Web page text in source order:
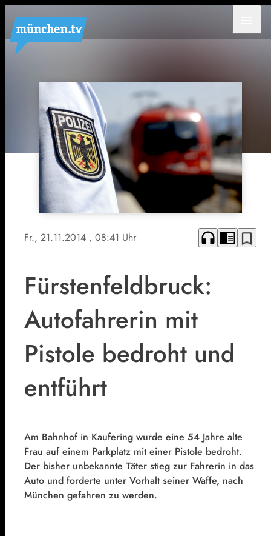
Fr., 21.11.2014 , 08:41 Uhr headphones chrome_reader_mode bookmark_border
Fürstenfeldbruck:
Autofahrerin mit
Pistole bedroht und
entführt
Am Bahnhof in Kaufering wurde eine 54 Jahre alte
Frau auf einem Parkplatz mit einer Pistole bedroht.
Der bisher unbekannte Täter stieg zur Fahrerin in das
Auto und forderte unter Vorhalt seiner Waffe, nach
München gefahren zu werden.